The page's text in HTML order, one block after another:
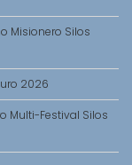
Misionero Silos
2026
Multi-Festival Silos